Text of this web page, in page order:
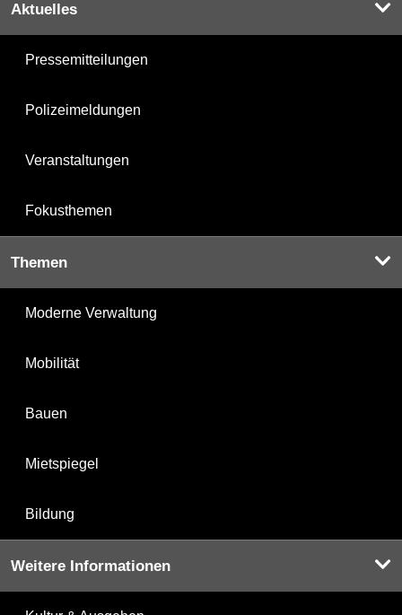
Aktuelles
Pressemitteilungen
Polizeimeldungen
Veranstaltungen
Fokusthemen
Themen
Moderne Verwaltung
Mobilität
Bauen
Mietspiegel
Bildung
Weitere Informationen